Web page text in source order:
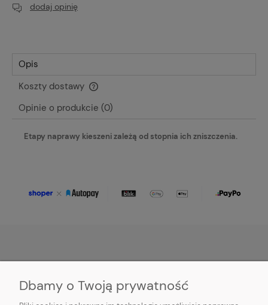
dodaj opinię
Opis
Koszty dostawy
Cena nie zawiera ewentualnych kosztów płatności
Opinie o produkcie (0)
Etapy naprawy kieszeni zależą od stopnia ich zniszczenia.
OBSŁUGA KLIENTA
Dbamy o Twoją prywatność